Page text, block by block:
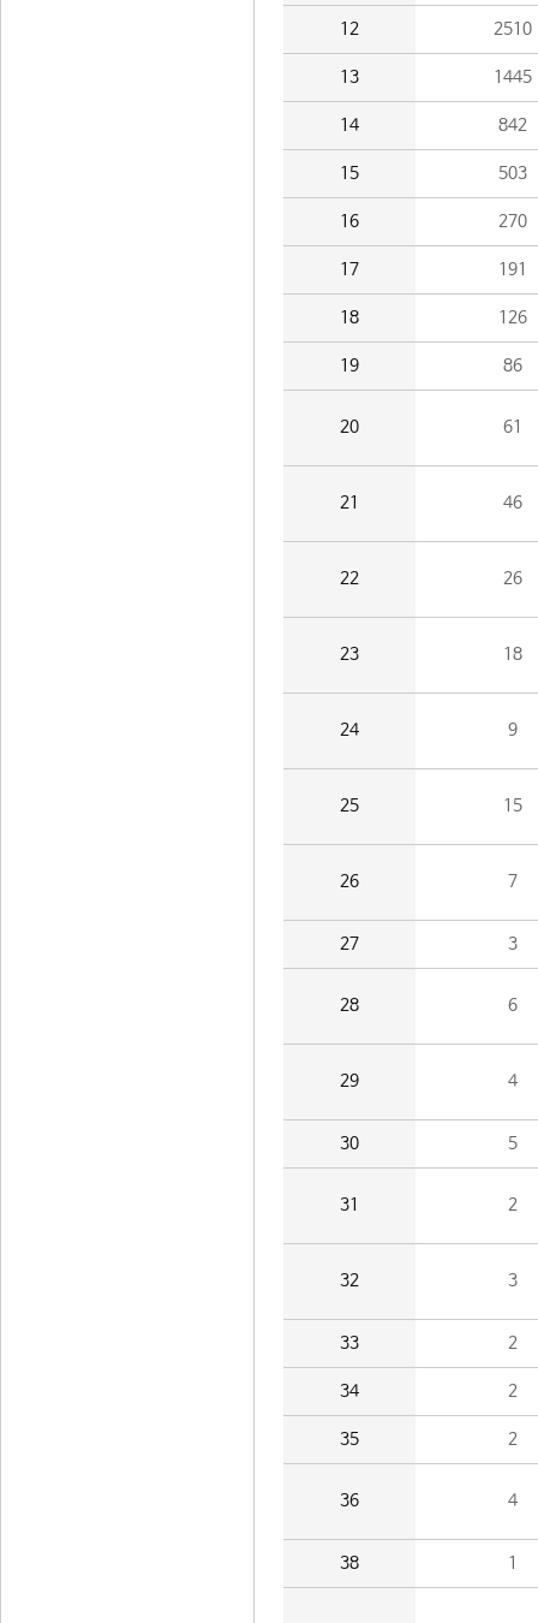
12 2510
13 1445
14 842
15 503
16 270
17 191
18 126
19 86
20 61
21 46
22 26
23 18
24 9
25 15
26 7
27 3
28 6
29 4
30 5
31 2
32 3
33 2
34 2
35 2
36 4
38 1